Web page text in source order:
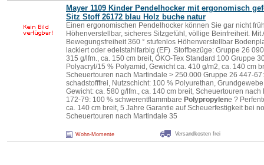
Mayer 1109 Kinder Pendelhocker mit ergonomisch
Sitz Stoff 26172 blau Holz buche natur
Einen ergonomischen Pendelhocker können Sie gar nicht
Höhenverstellbar, sicheres Sitzgefühl, völlige Beinfreiheit.
Bewegungsfreiheit 360 ° stufenlos Höhenverstellbar
lackiert oder edelstahlfarbig (EF) Stoffbezüge: Gruppe 26
315 g/lfm., ca. 150 cm breit, ÖKO-Tex Standard 100 Gruppe
Polyacryl/15 % Polyamid, Gewicht ca. 410 g/m2, ca. 140 cm
Scheuertouren nach Martindale > 250.000 Gruppe 26 447-
schadstofffrei, Nutzschicht: 100 % Polyurethan,
Gewicht: ca. 580 g/lfm., ca. 140 cm breit, Scheuertouren
172-79: 100 % schwerentflammbare Polypropylene ?
ca. 140 cm breit, 5 Jahre Garantie auf Scheuerfestigkeit bei
Scheuertouren nach Martindale 35
Wohn-Momente Versandkosten frei